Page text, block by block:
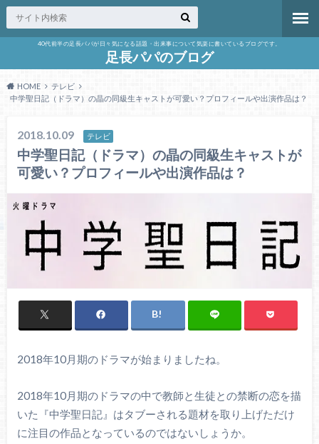
40代前半の足長パパが日々気になる話題・出来事について気楽に書いているブログです。
足長パパのブログ
HOME
テレビ
中学聖日記（ドラマ）の晶の同級生キャストが可愛い？プロフィールや出演作品は？
2018.10.09 テレビ
中学聖日記（ドラマ）の晶の同級生キャストが
可愛い？プロフィールや出演作品は？
2018年10月期のドラマが始まりましたね。
2018年10月期のドラマの中で教師と生徒との禁断の恋を描
いた『中学聖日記』はタブーされる題材を取り上げただけ
に注目の作品となっているのではないしょうか。